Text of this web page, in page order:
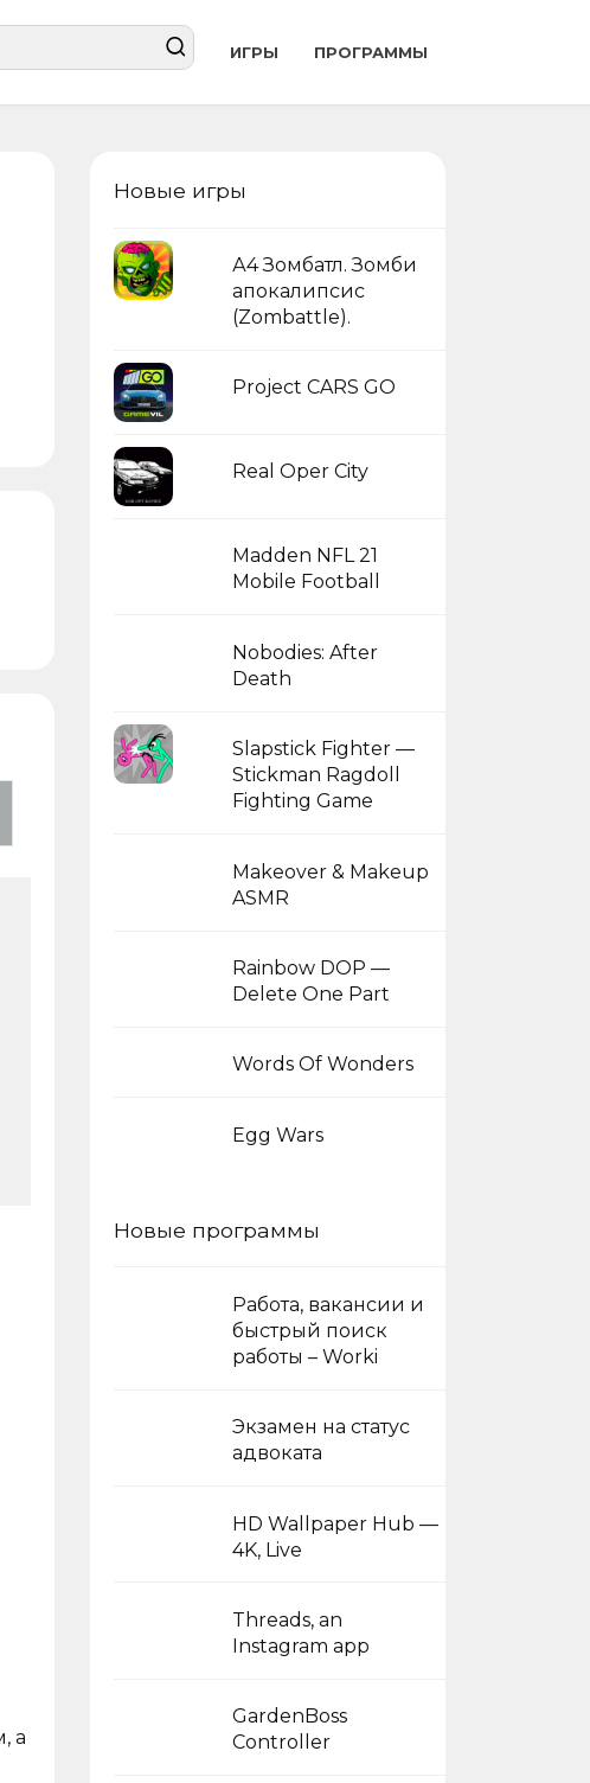
ИГРЫ ПРОГРАММЫ
а
Новые игры
А4 Зомбатл. Зомби
апокалипсис
(Zombattle).
Project CARS GO
Real Oper City
Madden NFL 21
Mobile Football
Nobodies: After
Death
Slapstick Fighter —
Stickman Ragdoll
Fighting Game
Makeover & Makeup
ASMR
Rainbow DOP —
Delete One Part
Words Of Wonders
Egg Wars
Новые программы
Работа, вакансии и
быстрый поиск
работы – Worki
Экзамен на статус
адвоката
HD Wallpaper Hub —
4K, Live
Threads, an
Instagram app
GardenBoss
Controller